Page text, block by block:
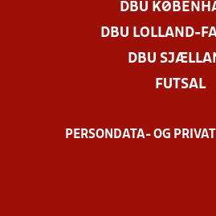
DBU
DBU LOLLAND-
DBU
FUTSAL
PERSONDATA- OG